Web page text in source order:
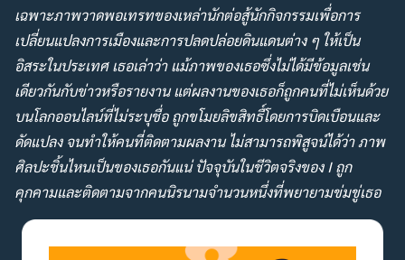
เฉพาะภาพวาดพอเทรทของเหล่านักต่อสู้นักกิจกรรมเพื่อการ
เปลี่ยนแปลงการเมืองและการปลดปล่อยดินแดนต่าง ๆ ให้เป็น
อิสระในประเทศ เธอเล่าว่า แม้ภาพของเธอซึ่งไม่ได้มีข้อมูลเช่น
เดียวกันกับข่าวหรือรายงาน แต่ผลงานของเธอก็ถูกคนที่ไม่เห็นด้วย
บนโลกออนไลน์ที่ไม่ระบุชื่อ ถูกขโมยลิขสิทธื์โดยการบิดเบือนและ
ดัดแปลง จนทำให้คนที่ติดตามผลงาน ไม่สามารถพิสูจน์ได้ว่า ภาพ
ศิลปะชิ้นไหนเป็นของเธอกันแน่ ปัจจุบันในชีวิตจริงของ I ถูก
คุกคามและติดตามจากคนนิรนามจำนวนหนึ่งที่พยายามข่มขู่เธอ